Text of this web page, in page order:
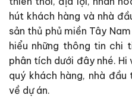
hút khách hàng và nhà
sản thủ phủ miền Tây
hiểu những thông tin
phân tích dưới đây nhé.
quý khách hàng, nhà
về dự án.